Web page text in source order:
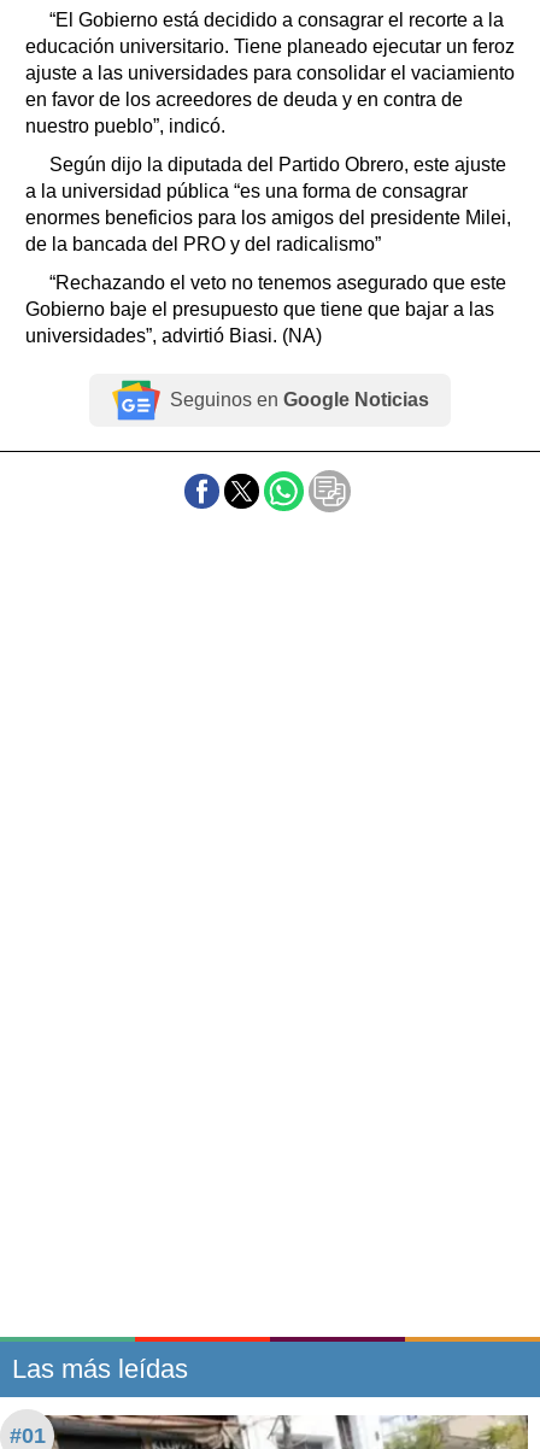
“El Gobierno está decidido a consagrar el recorte a la
educación universitario. Tiene planeado ejecutar un feroz
ajuste a las universidades para consolidar el vaciamiento
en favor de los acreedores de deuda y en contra de
nuestro pueblo”, indicó.
Según dijo la diputada del Partido Obrero, este ajuste
a la universidad pública “es una forma de consagrar
enormes beneficios para los amigos del presidente Milei,
de la bancada del PRO y del radicalismo”
“Rechazando el veto no tenemos asegurado que este
Gobierno baje el presupuesto que tiene que bajar a las
universidades”, advirtió Biasi. (NA)
Seguinos en Google Noticias
Las más leídas
#01